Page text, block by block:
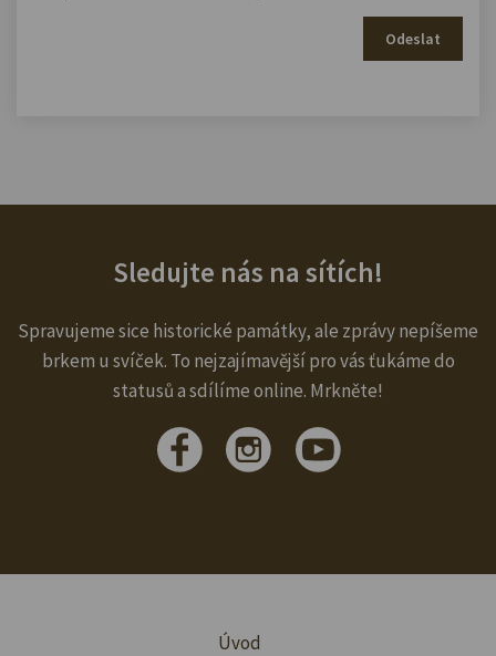
Odeslat
Sledujte nás na sítích!
Spravujeme sice historické památky, ale zprávy nepíšeme
brkem u svíček. To nejzajímavější pro vás ťukáme do
statusů a sdílíme online. Mrkněte!
Úvod